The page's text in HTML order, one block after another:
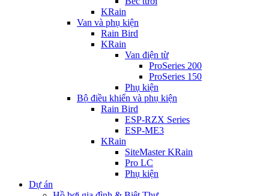
KRain
Van và phụ kiện
Rain Bird
KRain
Van điện từ
ProSeries 200
ProSeries 150
Phụ kiện
Bộ điều khiển và phụ kiện
Rain Bird
ESP-RZX Series
ESP-ME3
KRain
SiteMaster KRain
Pro LC
Phụ kiện
Dự án